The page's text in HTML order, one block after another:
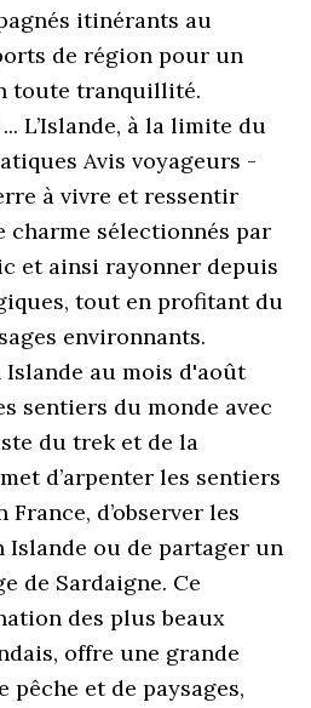
itinérants au
de région pour un
toute tranquillité.
L’Islande, à la limite du
Avis voyageurs -
à vivre et ressentir
charme sélectionnés par
et ainsi rayonner depuis
tout en profitant du
environnants.
au mois d'août
sentiers du monde avec
du trek et de la
d’arpenter les sentiers
d’observer les
Islande ou de partager un
de Sardaigne. Ce
des plus beaux
offre une grande
et de paysages,